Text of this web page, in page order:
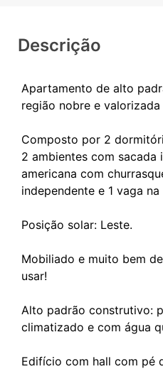
Descrição
Apartamento de alto
região nobre e
Composto por 2
2 ambientes com sacada
americana com
independente e 1 vaga na
Posição solar: Leste.
Mobiliado e muito bem
usar!
Alto padrão construtivo:
climatizado e com água
Edifício com hall com pé